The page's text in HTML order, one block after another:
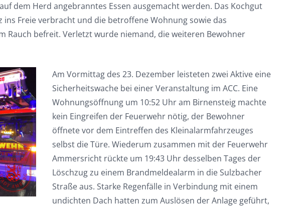
dem Herd angebranntes Essen ausgemacht werden. Das Kochgut
Freie verbracht und die betroffene Wohnung sowie das
Rauch befreit. Verletzt wurde niemand, die weiteren Bewohner
Am Vormittag des 23. Dezember leisteten zwei Aktive eine
Sicherheitswache bei einer Veranstaltung im ACC. Eine
Wohnungsöffnung um 10:52 Uhr am Birnensteig machte
kein Eingreifen der Feuerwehr nötig, der Bewohner
öffnete vor dem Eintreffen des Kleinalarmfahrzeuges
selbst die Türe. Wiederum zusammen mit der Feuerwehr
Ammersricht rückte um 19:43 Uhr desselben Tages der
Löschzug zu einem Brandmeldealarm in die Sulzbacher
Straße aus. Starke Regenfälle in Verbindung mit einem
undichten Dach hatten zum Auslösen der Anlage geführt,